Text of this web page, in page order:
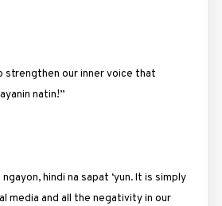
strengthen our inner voice that
natin!”
hindi na sapat ‘yun. It is simply
media and all the negativity in our